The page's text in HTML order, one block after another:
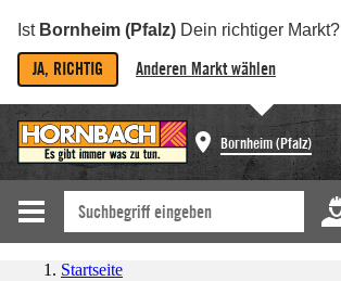
Ist Bornheim (Pfalz) Dein richtiger Markt?
JA, RICHTIG Anderen Markt wählen
Bornheim (Pfalz)
Startseite